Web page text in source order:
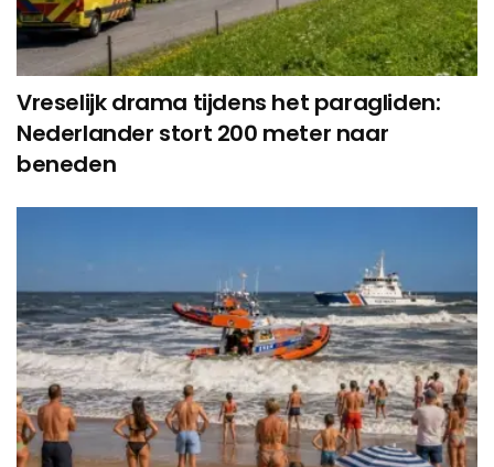
Vreselijk drama tijdens het paragliden:
Nederlander stort 200 meter naar
beneden